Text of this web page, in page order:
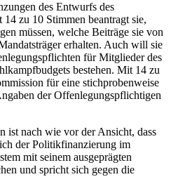
des Entwurfs des
14 zu 10 Stimmen beantragt sie,
müssen, welche Beiträge sie von
erhalten. Auch will sie
für Mitglieder des
bestehen. Mit 14 zu
für eine stichprobenweise
der Offenlegungspflichtigen
ist nach wie vor der Ansicht, dass
der Politikfinanzierung im
mit seinem ausgeprägten
und spricht sich gegen die